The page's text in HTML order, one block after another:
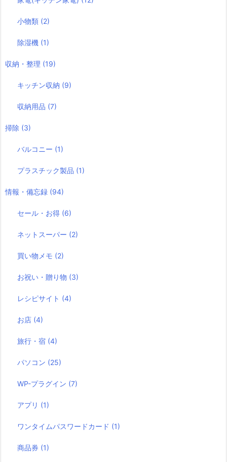
小物類 (2)
除湿機 (1)
収納・整理 (19)
キッチン収納 (9)
収納用品 (7)
掃除 (3)
バルコニー (1)
プラスチック製品 (1)
情報・備忘録 (94)
セール・お得 (6)
ネットスーパー (2)
買い物メモ (2)
お祝い・贈り物 (3)
レシピサイト (4)
お店 (4)
旅行・宿 (4)
パソコン (25)
WP-プラグイン (7)
アプリ (1)
ワンタイムパスワードカード (1)
商品券 (1)